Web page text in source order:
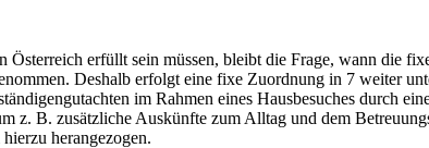
erfüllt sein müssen, bleibt die Frage, wann die
Deshalb erfolgt eine fixe Zuordnung in 7 weiter
im Rahmen eines Hausbesuches durch
z. B. zusätzliche Auskünfte zum Alltag und dem
herangezogen.